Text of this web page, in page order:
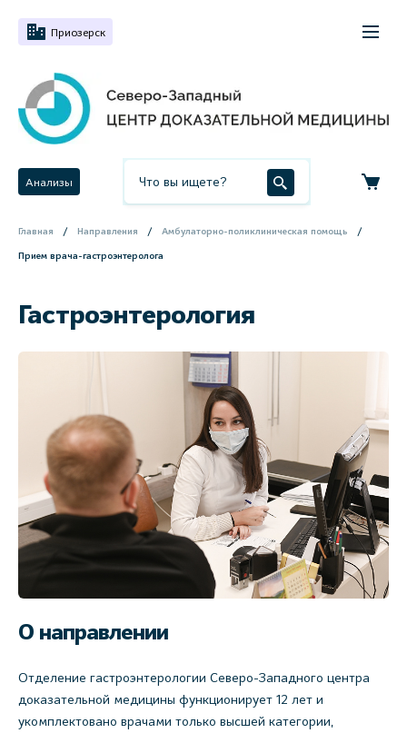
Приозерск
Анализы
Главная Направления Амбулаторно-поликлиническая помощь
Прием врача-гастроэнтеролога
Гастроэнтерология
О направлении
Отделение гастроэнтерологии Северо-Западного центра
доказательной медицины функционирует 12 лет и
укомплектовано врачами только высшей категории,